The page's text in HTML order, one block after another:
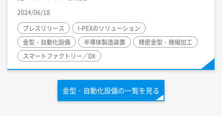
2024/06/18
プレスリリース
I-PEXのソリューション
金型・自動化設備
半導体製造装置
精密金型・微細加工
スマートファクトリー／DX
金型・自動化設備の一覧を見る